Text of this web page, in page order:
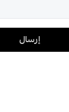
إرسال